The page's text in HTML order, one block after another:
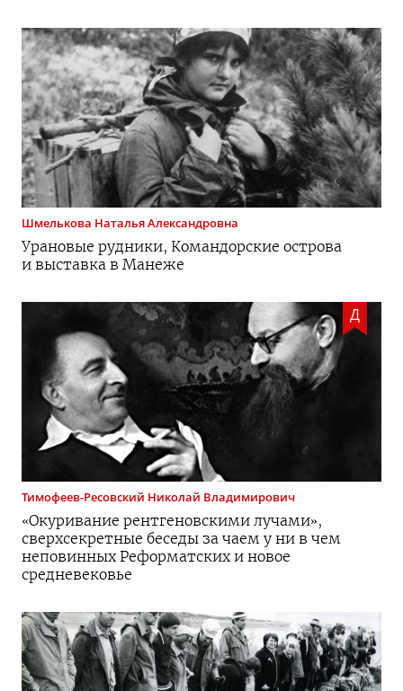
Шмелькова Наталья Александровна
Урановые рудники, Командорские острова
и выставка в Манеже
Д
Тимофеев-Ресовский Николай Владимирович
«Окуривание рентгеновскими лучами»,
сверхсекретные беседы за чаем у ни в чем
неповинных Реформатских и новое
средневековье